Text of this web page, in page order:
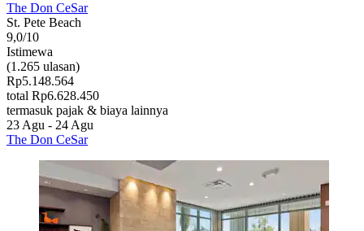
The Don CeSar
St. Pete Beach
9,0/10
Istimewa
(1.265 ulasan)
Rp5.148.564
total Rp6.628.450
termasuk pajak & biaya lainnya
23 Agu - 24 Agu
The Don CeSar